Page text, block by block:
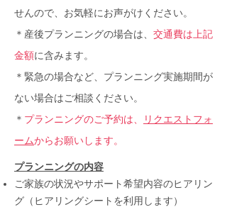
せんので、お気軽にお声がけください。
＊産後プランニングの場合は、 交通費は上記
金額に含みます。
＊緊急の場合など、プランニング実施期間が
ない場合はご相談ください。
＊ プランニングのご予約は、
リクエストフォ
ームからお願いします。
プランニングの内容
ご家族の状況やサポート希望内容のヒアリン
グ（ヒアリングシートを利用します）